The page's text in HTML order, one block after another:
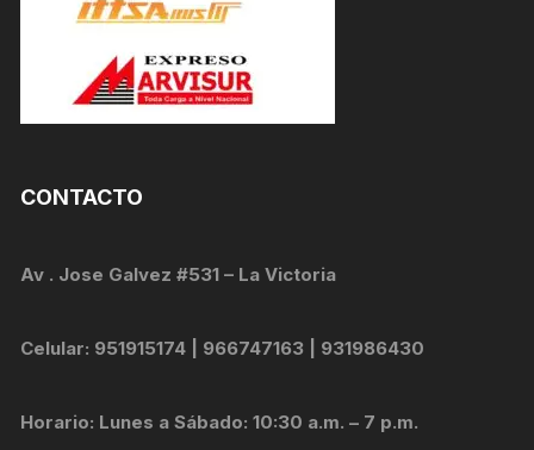
CONTACTO
Av . Jose Galvez #531 – La Victoria
Celular: 951915174 | 966747163 | 931986430
Horario: Lunes a Sábado: 10:30 a.m. – 7 p.m.